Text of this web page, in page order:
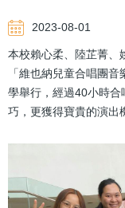
2023-08-01
本校賴心柔、陸芷菁、
「維也納兒童合唱團
學舉行，經過40小時
巧，更獲得寶貴的演出